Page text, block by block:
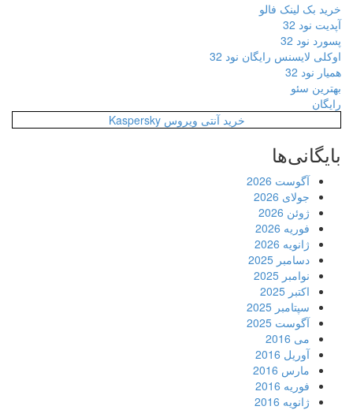
خرید بک لینک فالو
آپدیت نود 32
پسورد نود 32
اوکلی لایسنس رایگان نود 32
همیار نود 32
بهترین سئو
رایگان
خرید آنتی ویروس Kaspersky
بایگانی‌ها
آگوست 2026
جولای 2026
ژوئن 2026
فوریه 2026
ژانویه 2026
دسامبر 2025
نوامبر 2025
اکتبر 2025
سپتامبر 2025
آگوست 2025
می 2016
آوریل 2016
مارس 2016
فوریه 2016
ژانویه 2016